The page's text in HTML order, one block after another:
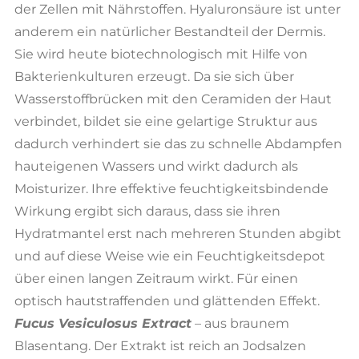
der Zellen mit Nährstoffen. Hyaluronsäure ist unter
anderem ein natürlicher Bestandteil der Dermis.
Sie wird heute biotechnologisch mit Hilfe von
Bakterienkulturen erzeugt. Da sie sich über
Wasserstoffbrücken mit den Ceramiden der Haut
verbindet, bildet sie eine gelartige Struktur aus
dadurch verhindert sie das zu schnelle Abdampfen
hauteigenen Wassers und wirkt dadurch als
Moisturizer. Ihre effektive feuchtigkeitsbindende
Wirkung ergibt sich daraus, dass sie ihren
Hydratmantel erst nach mehreren Stunden abgibt
und auf diese Weise wie ein Feuchtigkeitsdepot
über einen langen Zeitraum wirkt. Für einen
optisch hautstraffenden und glättenden Effekt.
Fucus Vesiculosus Extract– aus braunem
Blasentang. Der Extrakt ist reich an Jodsalzen